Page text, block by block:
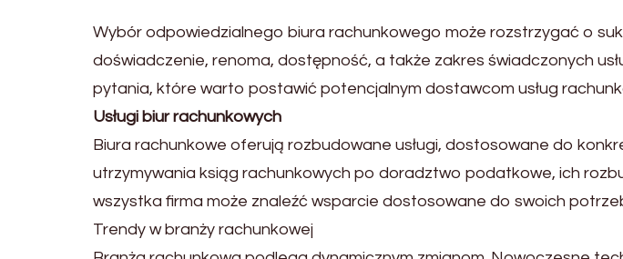
Wybór odpowiedzialnego biura rachunkowego może rozstrzygać o
doświadczenie, renoma, dostępność, a także zakres świadczonych
pytania, które warto postawić potencjalnym dostawcom usług
Usługi biur rachunkowych
Biura rachunkowe oferują rozbudowane usługi, dostosowane do
utrzymywania ksiąg rachunkowych po doradztwo podatkowe, ich
wszystka firma może znaleźć wsparcie dostosowane do swoich
Trendy w branży rachunkowej